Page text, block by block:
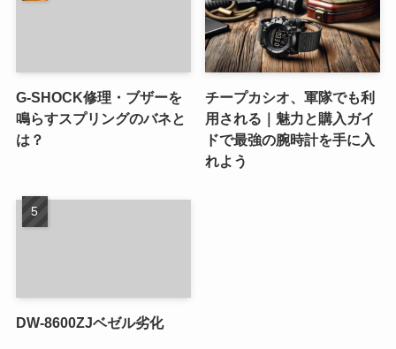
G-SHOCK修理・ブザーを
鳴らすスプリングのバネと
は？
チープカシオ、軍隊でも利
用される｜魅力と購入ガイ
ドで最強の腕時計を手に入
れよう
DW-8600ZJベゼル劣化